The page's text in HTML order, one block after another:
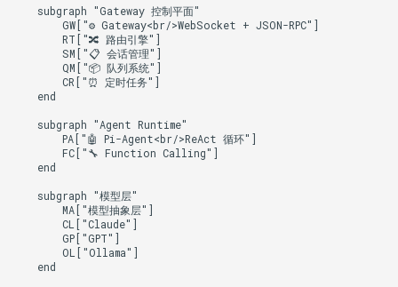
    subgraph "Gateway 控制平面"
        GW["⚙️ Gateway<br/>WebSocket + JSON-RPC"]
        RT["🔀 路由引擎"]
        SM["📋 会话管理"]
        QM["📦 队列系统"]
        CR["⏰ 定时任务"]
    end
    subgraph "Agent Runtime"
        PA["🤖 Pi-Agent<br/>ReAct 循环"]
        FC["🔧 Function Calling"]
    end
    subgraph "模型层"
        MA["模型抽象层"]
        CL["Claude"]
        GP["GPT"]
        OL["Ollama"]
    end